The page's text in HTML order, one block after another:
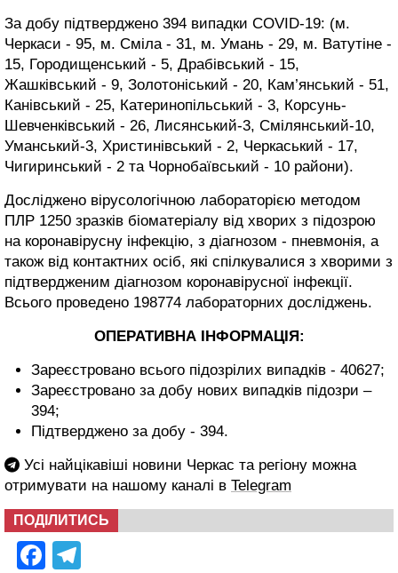
За добу підтверджено 394 випадки COVID-19: (м.
Черкаси - 95, м. Сміла - 31, м. Умань - 29, м. Ватутіне -
15, Городищенський - 5, Драбівський - 15,
Жашківський - 9, Золотоніський - 20, Кам’янський - 51,
Канівський - 25, Катеринопільський - 3, Корсунь-
Шевченківський - 26, Лисянський-3, Смілянський-10,
Уманський-3, Христинівський - 2, Черкаський - 17,
Чигиринський - 2 та Чорнобаївський - 10 райони).
Досліджено вірусологічною лабораторією методом
ПЛР 1250 зразків біоматеріалу від хворих з підозрою
на коронавірусну інфекцію, з діагнозом - пневмонія, а
також від контактних осіб, які спілкувалися з хворими з
підтвердженим діагнозом коронавірусної інфекції.
Всього проведено 198774 лабораторних досліджень.
ОПЕРАТИВНА ІНФОРМАЦІЯ:
Зареєстровано всього підозрілих випадків - 40627;
Зареєстровано за добу нових випадків підозри –
394;
Підтверджено за добу - 394.
Усі найцікавіші новини Черкас та регіону можна
отримувати на нашому каналі в Telegram
ПОДІЛИТИСЬ
Facebook